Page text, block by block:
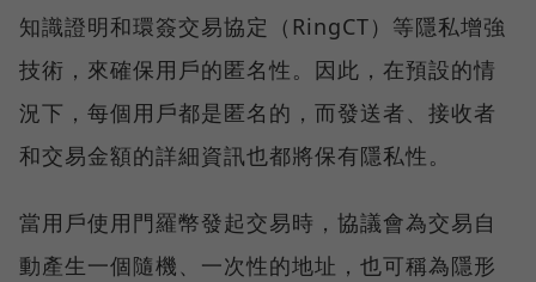
知識證明和環簽交易協定（RingCT）等隱私增強
技術，來確保用戶的匿名性。因此，在預設的情
況下，每個用戶都是匿名的，而發送者、接收者
和交易金額的詳細資訊也都將保有隱私性。
當用戶使用門羅幣發起交易時，協議會為交易自
動產生一個隨機、一次性的地址，也可稱為隱形